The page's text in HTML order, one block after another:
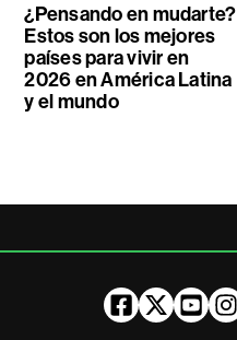
¿Pensando en mudarte?
Estos son los mejores
países para vivir en
2026 en América Latina
y el mundo